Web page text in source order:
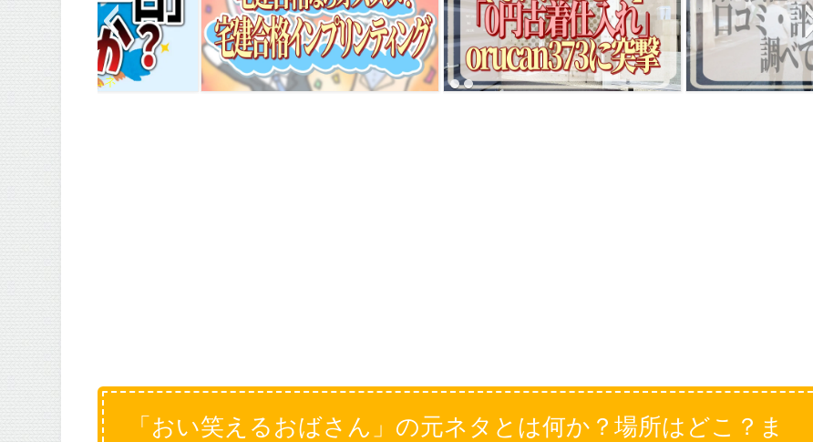
「おい笑えるおばさん」の元ネタとは何か？場所はどこ？ま